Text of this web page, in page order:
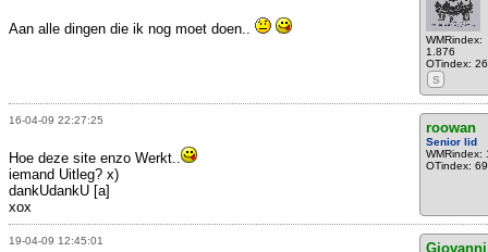
WMRindex:
1.876
OTindex:
S
Aan alle dingen die ik nog moet doen..
16-04-09 22:27:25 roowan
Senior lid
WMRindex:
OTindex:
Hoe deze site enzo Werkt..
iemand Uitleg? x)
dankUdankU [a]
xox
19-04-09 12:45:01 Giovanni